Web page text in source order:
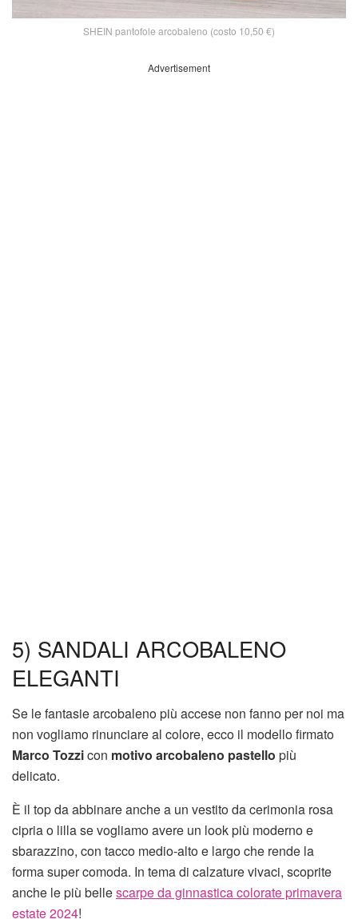
SHEIN pantofole arcobaleno (costo 10,50 €)
Advertisement
5) SANDALI ARCOBALENO
ELEGANTI
Se le fantasie arcobaleno più accese non fanno per noi ma
non vogliamo rinunciare al colore, ecco il modello firmato
Marco Tozzicon motivo arcobaleno pastello più
delicato.
È il top da abbinare anche a un vestito da cerimonia rosa
cipria o lilla se vogliamo avere un look più moderno e
sbarazzino, con tacco medio-alto e largo che rende la
forma super comoda. In tema di calzature vivaci, scoprite
anche le più bellescarpe da ginnastica colorate primavera
estate 2024!